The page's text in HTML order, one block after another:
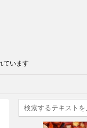
ています